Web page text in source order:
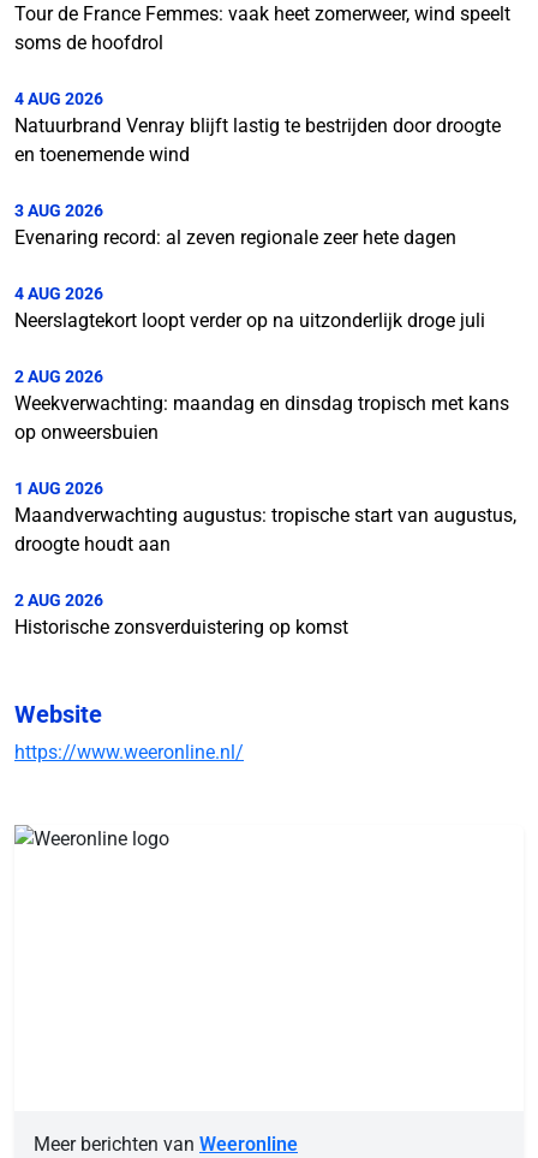
Tour de France Femmes: vaak heet zomerweer, wind speelt
soms de hoofdrol
4 AUG 2026
Natuurbrand Venray blijft lastig te bestrijden door droogte
en toenemende wind
3 AUG 2026
Evenaring record: al zeven regionale zeer hete dagen
4 AUG 2026
Neerslagtekort loopt verder op na uitzonderlijk droge juli
2 AUG 2026
Weekverwachting: maandag en dinsdag tropisch met kans
op onweersbuien
1 AUG 2026
Maandverwachting augustus: tropische start van augustus,
droogte houdt aan
2 AUG 2026
Historische zonsverduistering op komst
Website
https://www.weeronline.nl/
Meer berichten van Weeronline